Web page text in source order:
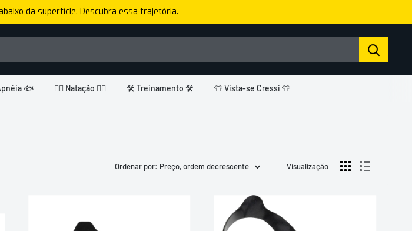
da superfície. Descubra essa trajetória.
🐟 🏊🏼 Natação 🏊🏼 🛠️ Treinamento 🛠️ 👕 Vista-se Cressi 👕
Ordenar por: Preço, ordem decrescente Visualização